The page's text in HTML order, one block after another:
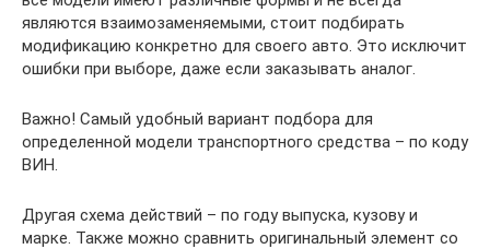
являются взаимозаменяемыми, стоит подбирать
модификацию конкретно для своего авто. Это исключит
ошибки при выборе, даже если заказывать аналог.
Важно! Самый удобный вариант подбора для
определенной модели транспортного средства – по коду
ВИН.
Другая схема действий – по году выпуска, кузову и
марке. Также можно сравнить оригинальный элемент со